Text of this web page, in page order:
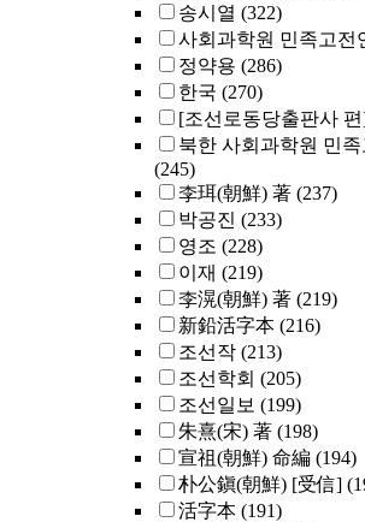
송시열 (322)
사회과학원 민족고전
정약용 (286)
한국 (270)
[조선로동당출판사
북한 사회과학원 민
(245)
李珥(朝鮮) 著 (237)
박공진 (233)
영조 (228)
이재 (219)
李滉(朝鮮) 著 (219)
新鉛活字本 (216)
조선작 (213)
조선학회 (205)
조선일보 (199)
朱熹(宋) 著 (198)
宣祖(朝鮮) 命編 (194)
朴公鎭(朝鮮) [受信]
活字本 (191)